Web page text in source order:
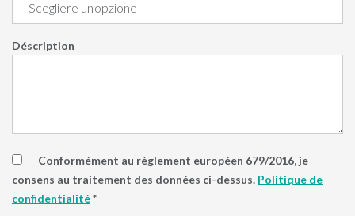
Déscription
Conformément au règlement européen 679/2016, je
consens au traitement des données ci-dessus. Politique de
confidentialité*